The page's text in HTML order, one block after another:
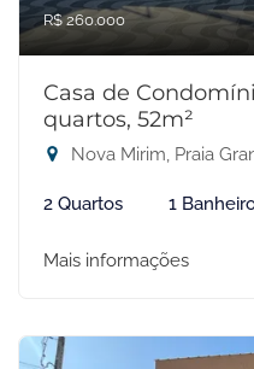
R$ 260.000
Casa de
quartos, 52m²
Nova Mirim, Praia
2 Quartos 1
Mais informações